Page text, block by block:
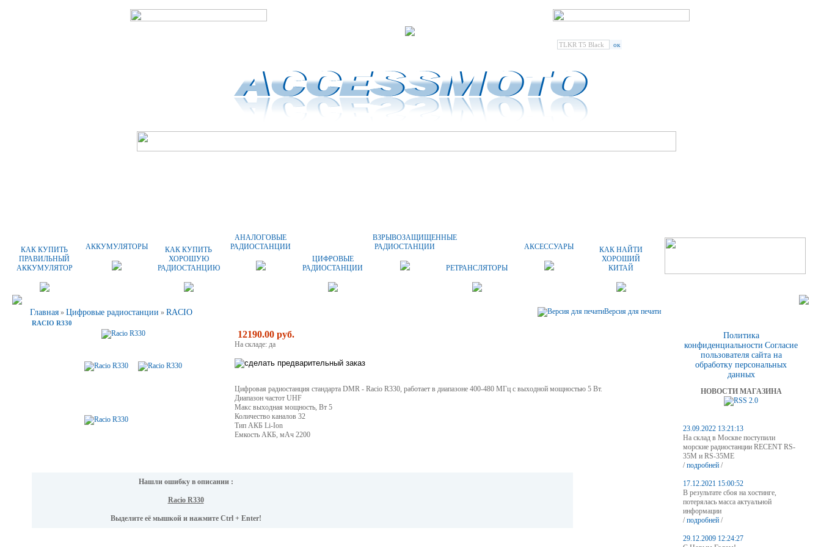
Введите наименование
КАК КУПИТЬ
ПРАВИЛЬНЫЙ
АККУМУЛЯТОР
АККУМУЛЯТОРЫ
КАК КУПИТЬ
ХОРОШУЮ
РАДИОСТАНЦИЮ
АНАЛОГОВЫЕ
РАДИОСТАНЦИИ
ЦИФРОВЫЕ
РАДИОСТАНЦИИ
ВЗРЫВОЗАЩИЩЕННЫЕ
РАДИОСТАНЦИИ
РЕТРАНСЛЯТОРЫ
АКСЕССУАРЫ
КАК НАЙТИ
ХОРОШИЙ
КИТАЙ
Главная » Цифровые радиостанции » RACIO Версия для печати
RACIO R330
12190.00 руб.
На складе: да
Цифровая радиостанция стандарта DMR - Racio R330, работает в диапазоне 400-480 МГц с выходной мощностью 5 Вт.
Диапазон частот UHF
Макс выходная мощность, Вт 5
Количество каналов 32
Тип АКБ Li-Ion
Емкость АКБ, мАч 2200
Нашли ошибку в описании :
Racio R330
Выделите её мышкой и нажмите Ctrl + Enter!
Политика
конфиденциальности Согласие
пользователя сайта на
обработку персональных
данных
НОВОСТИ МАГАЗИНА
23.09.2022 13:21:13
На склад в Москве поступили
морские радиостанции RECENT RS-
35M и RS-35ME
/подробней /
17.12.2021 15:00:52
В результате сбоя на хостинге,
потерялась масса актуальной
информации
/подробней /
29.12.2009 12:24:27